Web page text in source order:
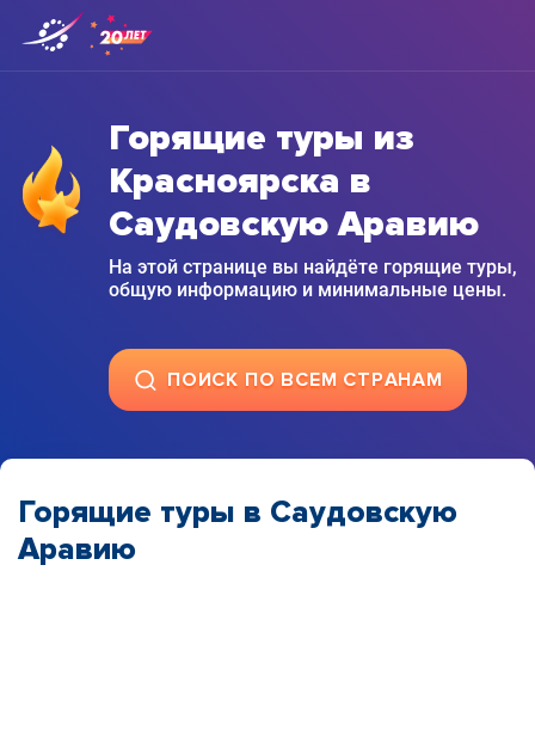
Горящие туры из
Красноярска в
Саудовскую Аравию
На этой странице вы найдёте горящие туры,
общую информацию и минимальные цены.
ПОИСК ПО ВСЕМ СТРАНАМ
Горящие туры в Саудовскую
Аравию